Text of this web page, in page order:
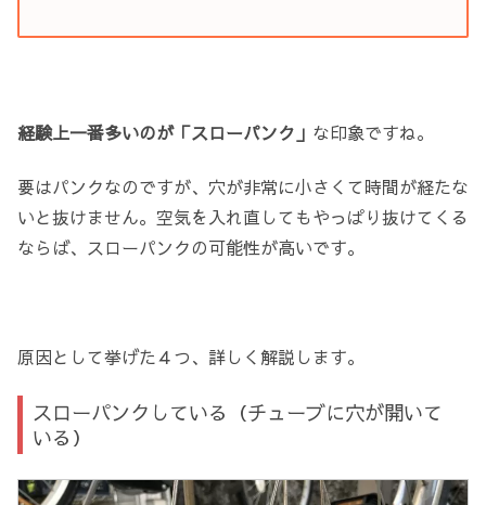
経験上一番多いのが「スローパンク」 な印象ですね。
要はパンクなのですが、穴が非常に小さくて時間が経たな
いと抜けません。空気を入れ直してもやっぱり抜けてくる
ならば、スローパンクの可能性が高いです。
原因として挙げた４つ、詳しく解説します。
スローパンクしている（チューブに穴が開いて
いる）